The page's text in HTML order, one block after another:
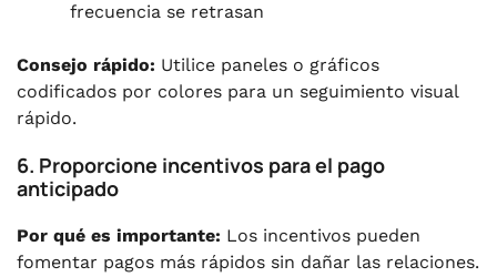
frecuencia se retrasan
Consejo rápido: Utilice paneles o gráficos
codificados por colores para un seguimiento visual
rápido.
6. Proporcione incentivos para el pago
anticipado
Por qué es importante: Los incentivos pueden
fomentar pagos más rápidos sin dañar las relaciones.